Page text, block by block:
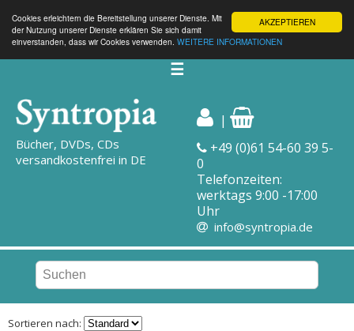
AKZEPTIEREN
Cookies erleichtern die Bereitstellung unserer Dienste. Mit
der Nutzung unserer Dienste erklären Sie sich damit
einverstanden, dass wir Cookies verwenden. WEITERE INFORMATIONEN
☰
Bücher, DVDs, CDs
versandkostenfrei in DE
|
+49 (0)61 54-60 39 5-
0
Telefonzeiten:
werktags 9:00 -17:00
Uhr
info@syntropia.de
Sortieren nach: